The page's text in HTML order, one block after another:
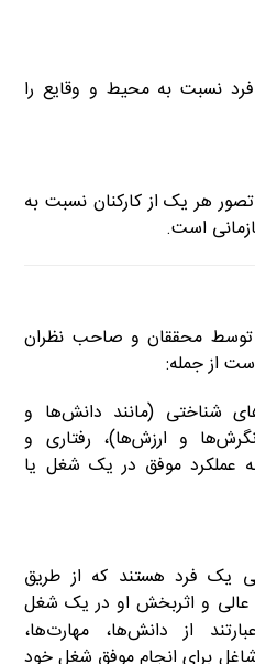
نسبت به محیط و وقایع را
هر یک از کارکنان نسبت به
است.
توسط محققان و صاحب نظران
از جمله:
شناختی (مانند دانش‌ها و
و ارزش‌ها)، رفتاری و
عملکرد موفق در یک شغل یا
یک فرد هستند که از طریق
عالی و اثربخش او در یک شغل
از دانش‌ها، مهارت‌ها،
برای انجام موفق شغل خود